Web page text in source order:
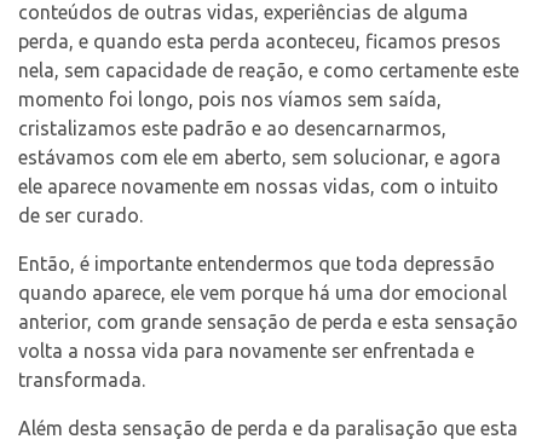
conteúdos de outras vidas, experiências de alguma
perda, e quando esta perda aconteceu, ficamos presos
nela, sem capacidade de reação, e como certamente este
momento foi longo, pois nos víamos sem saída,
cristalizamos este padrão e ao desencarnarmos,
estávamos com ele em aberto, sem solucionar, e agora
ele aparece novamente em nossas vidas, com o intuito
de ser curado.
Então, é importante entendermos que toda depressão
quando aparece, ele vem porque há uma dor emocional
anterior, com grande sensação de perda e esta sensação
volta a nossa vida para novamente ser enfrentada e
transformada.
Além desta sensação de perda e da paralisação que esta